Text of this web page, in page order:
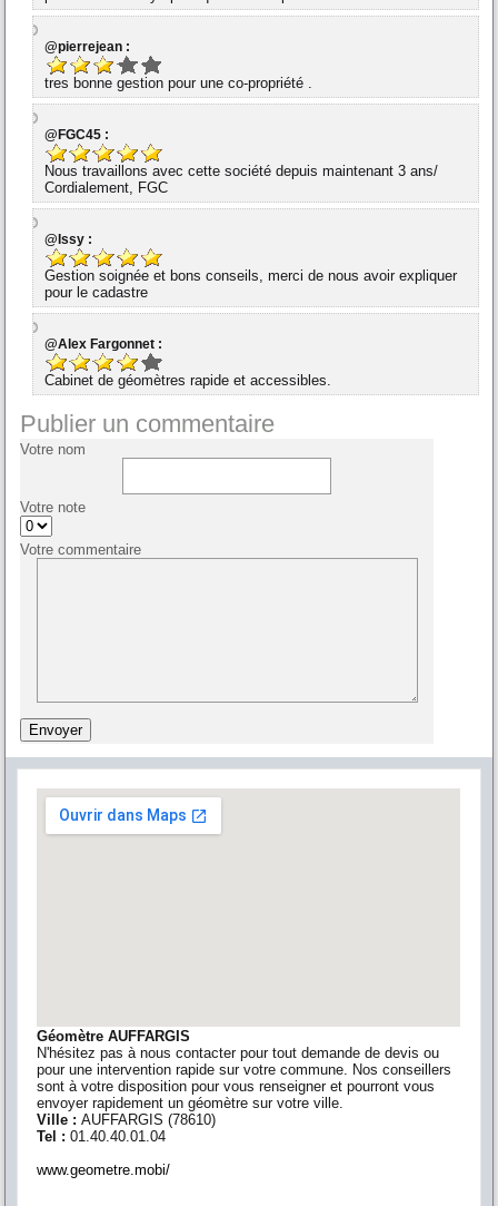
@pierrejean :
tres bonne gestion pour une co-propriété .
@FGC45 :
Nous travaillons avec cette société depuis maintenant 3 ans/
Cordialement, FGC
@Issy :
Gestion soignée et bons conseils, merci de nous avoir expliquer
pour le cadastre
@Alex Fargonnet :
Cabinet de géomètres rapide et accessibles.
Publier un commentaire
Votre nom
Votre note
Votre commentaire
Géomètre AUFFARGIS
N'hésitez pas à nous contacter pour tout demande de devis ou
pour une intervention rapide sur votre commune. Nos conseillers
sont à votre disposition pour vous renseigner et pourront vous
envoyer rapidement un géomètre sur votre ville.
Ville :AUFFARGIS (78610)
Tel :01.40.40.01.04
www.geometre.mobi/